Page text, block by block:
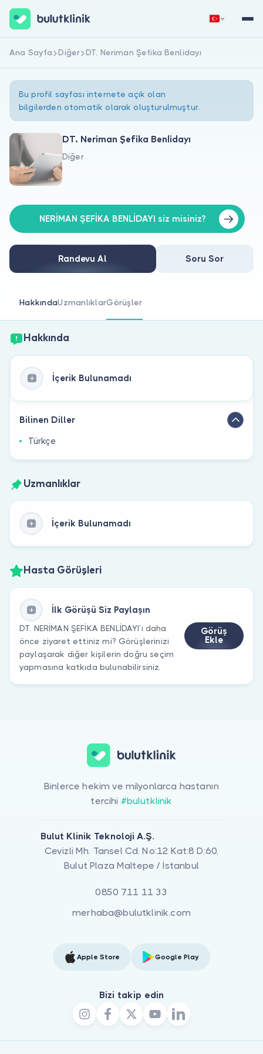
Hakkımızda
Doktorlar için
Doktor musunuz?
Hemen Kaydol Giriş Yap
Ana Sayfa Diğer DT. Neriman Şefika Benlidayı
Bu profil sayfası internete açık olan
bilgilerden otomatik olarak oluşturulmuştur.
DT. Neriman Şefika Benlidayı
Diğer
NERİMAN ŞEFİKA BENLİDAYI siz misiniz?
Randevu Al Soru Sor
HakkındaUzmanlıklarGörüşler
Hakkında
İçerik Bulunamadı
Bilinen Diller
Türkçe
Uzmanlıklar
İçerik Bulunamadı
Hasta Görüşleri
İlk Görüşü Siz Paylaşın
DT. NERİMAN ŞEFİKA BENLİDAYI’ı daha
önce ziyaret ettiniz mi? Görüşlerinizi
paylaşarak diğer kişilerin doğru seçim
yapmasına katkıda bulunabilirsiniz.
Görüş
Ekle
Binlerce hekim ve milyonlarca hastanın
tercihi #bulutklinik
Bulut Klinik Teknoloji A.Ş.
Cevizli Mh. Tansel Cd. No:12 Kat:8 D:60,
Bulut Plaza Maltepe / İstanbul
0850 711 11 33
merhaba@bulutklinik.com
Apple Store Google Play
Bizi takip edin